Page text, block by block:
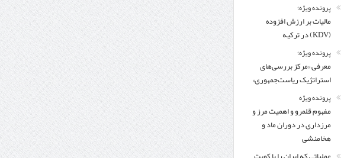
پرونده ویژه؛
مالیات بر ارزش افزوده
(KDV) در ترکیه
پرونده ویژه؛
معرفی «مرکز بررسی‌های
استراتژیک ریاست‌جمهوری»
پرونده ویژه
مفهوم قلمرو و اهمیت مرز و
مرزداری در دوران ماد و
هخامنشی